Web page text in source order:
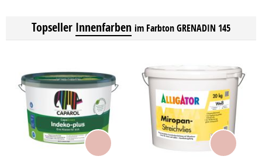
Topseller Innenfarben im Farbton GRENADIN 145